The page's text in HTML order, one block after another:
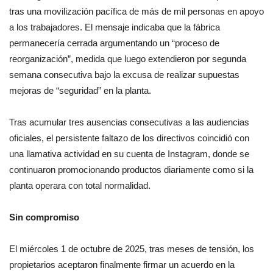
tras una movilización pacífica de más de mil personas en apoyo
a los trabajadores. El mensaje indicaba que la fábrica
permanecería cerrada argumentando un “proceso de
reorganización”, medida que luego extendieron por segunda
semana consecutiva bajo la excusa de realizar supuestas
mejoras de “seguridad” en la planta.
Tras acumular tres ausencias consecutivas a las audiencias
oficiales, el persistente faltazo de los directivos coincidió con
una llamativa actividad en su cuenta de Instagram, donde se
continuaron promocionando productos diariamente como si la
planta operara con total normalidad.
Sin compromiso
El miércoles 1 de octubre de 2025, tras meses de tensión, los
propietarios aceptaron finalmente firmar un acuerdo en la